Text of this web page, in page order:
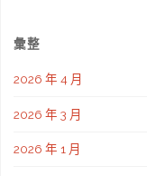
彙整
2026 年 4 月
2026 年 3 月
2026 年 1 月